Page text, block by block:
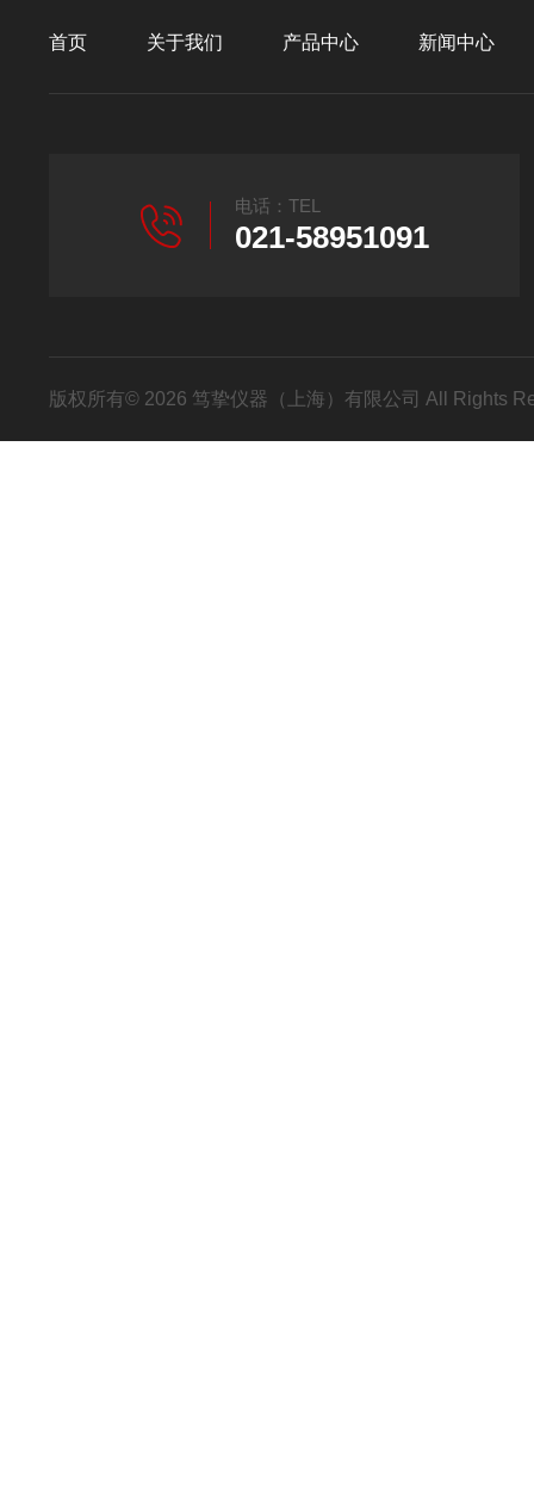
首页 关于我们 产品中心 新闻中心
电话：TEL
021-58951091
版权所有© 2026 笃挚仪器（上海）有限公司 All Rights